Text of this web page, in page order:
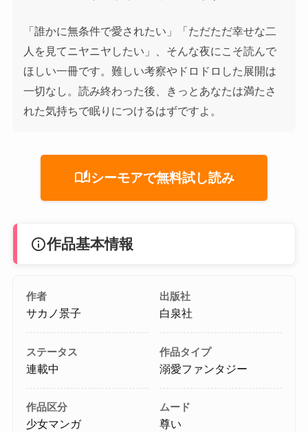
「誰かに無条件で愛されたい」「ただただ幸せな二
人を見てニヤニヤしたい」、そんな夜にこそ読んで
ほしい一冊です。難しい考察やドロドロした展開は
一切なし。読み終わった後、きっとあなたは満たさ
れた気持ちで眠りにつけるはずですよ。
auto_storiesシーモアで無料試し読み
info作品基本情報
作者
サカノ景子
出版社
白泉社
ステータス
連載中
作品タイプ
溺愛ファンタジー
作品区分
少女マンガ
ムード
尊い